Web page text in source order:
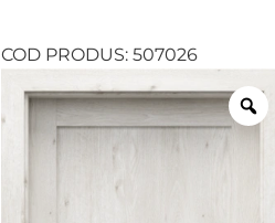
COD PRODUS: 507026